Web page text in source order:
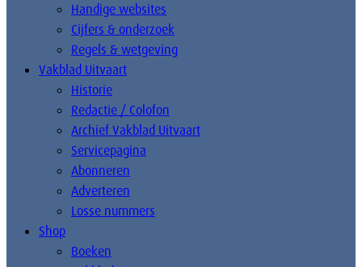
Handige websites
Cijfers & onderzoek
Regels & wetgeving
Vakblad Uitvaart
Historie
Redactie / Colofon
Archief Vakblad Uitvaart
Servicepagina
Abonneren
Adverteren
Losse nummers
Shop
Boeken